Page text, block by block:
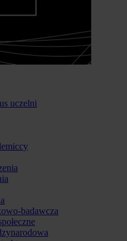
uczelni
badawcza